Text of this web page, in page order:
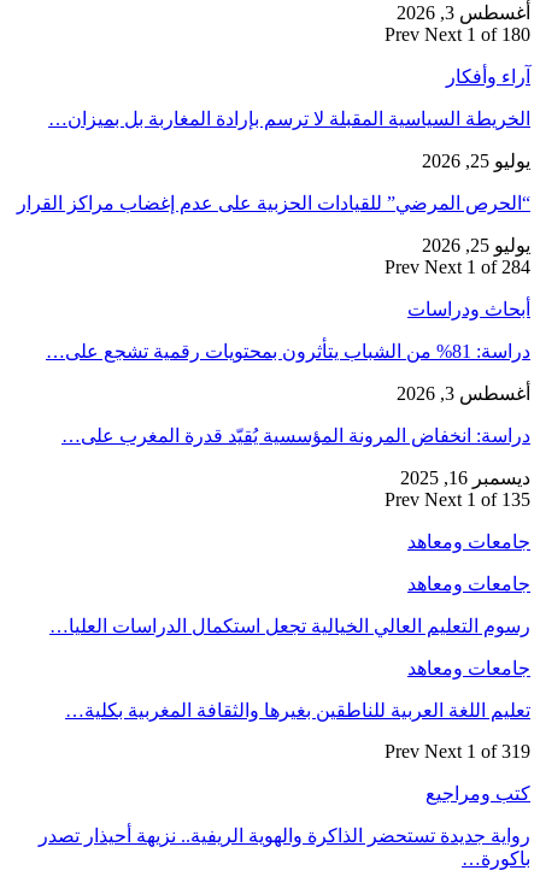
أغسطس 3, 2026
Prev Next 1 of 180
آراء وأفكار
الخريطة السياسية المقبلة لا ترسم بإرادة المغاربة بل بميزان…
يوليو 25, 2026
“الحرص المرضي” للقيادات الحزبية على عدم إغضاب مراكز القرار
يوليو 25, 2026
Prev Next 1 of 284
أبحاث ودراسات
دراسة: 81% من الشباب يتأثرون بمحتويات رقمية تشجع على…
أغسطس 3, 2026
دراسة: انخفاض المرونة المؤسسية يُقيّد قدرة المغرب على…
ديسمبر 16, 2025
Prev Next 1 of 135
جامعات ومعاهد
جامعات ومعاهد
رسوم التعليم العالي الخيالية تجعل استكمال الدراسات العليا…
جامعات ومعاهد
تعليم اللغة العربية للناطقين بغيرها والثقافة المغربية بكلية…
Prev Next 1 of 319
كتب ومراجيع
رواية جديدة تستحضر الذاكرة والهوية الريفية.. نزيهة أحيذار تصدر
باكورة…